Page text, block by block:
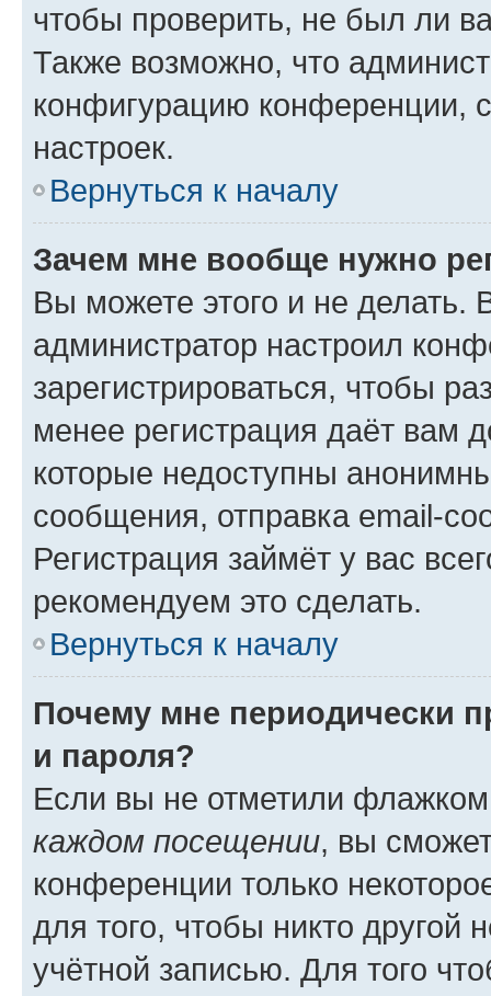
чтобы проверить, не был ли
Также возможно, что
конфигурацию конференции,
настроек.
Вернуться к началу
Зачем мне вообще нужно
Вы можете этого и не делать.
администратор настроил
зарегистрироваться, чтобы
менее регистрация даёт вам
которые недоступны
сообщения, отправка email-
Регистрация займёт у вас
рекомендуем это сделать.
Вернуться к началу
Почему мне периодически
и пароля?
Если вы не отметили
каждом посещении, вы
конференции только
для того, чтобы никто другой
учётной записью. Для того